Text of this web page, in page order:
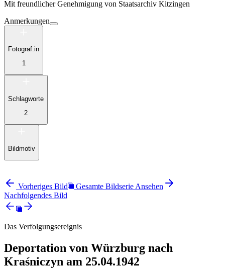
Mit freundlicher Genehmigung von Staatsarchiv Kitzingen
Anmerkungen
Fotograf:in
1
Schlagworte
2
Bildmotiv
Vorheriges Bild
Gesamte Bildserie Ansehen
Nachfolgendes Bild
Das Verfolgungsereignis
Deportation von Würzburg nach
Kraśniczyn am 25.04.1942